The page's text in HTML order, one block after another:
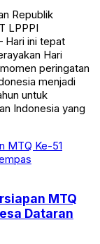
Republik
LPPPI
Hari ini tepat
Hari
peringatan
menjadi
untuk
Indonesia yang
MTQ
Dataran